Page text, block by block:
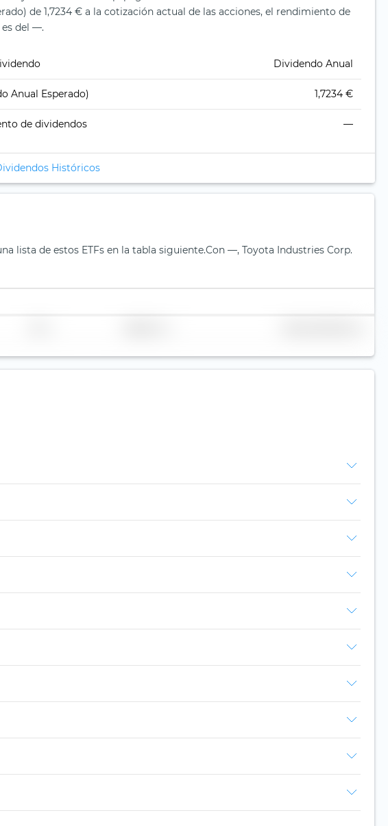
de 1,7234 € a la cotización actual de las acciones, el rendimiento de
del —.
Dividendo Anual
Anual Esperado) 1,7234 €
de dividendos —
Históricos
lista de estos ETFs en la tabla siguiente.Con —, Toyota Industries Corp.